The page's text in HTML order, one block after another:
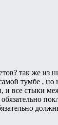
так же из
тумбе ,
все стыки